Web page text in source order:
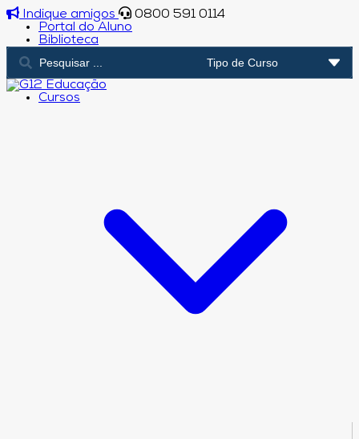
Indique amigos
0800 591 0114
Portal do Aluno
Biblioteca
Cursos